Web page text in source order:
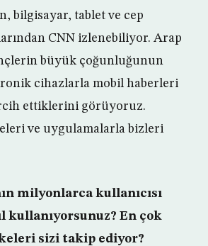
bilgisayar, tablet ve cep
CNN izlenebiliyor. Arap
büyük çoğunluğunun
cihazlarla mobil haberleri
ettiklerini görüyoruz.
ve uygulamalarla bizleri
milyonlarca kullanıcısı
kullanıyorsunuz? En çok
sizi takip ediyor?